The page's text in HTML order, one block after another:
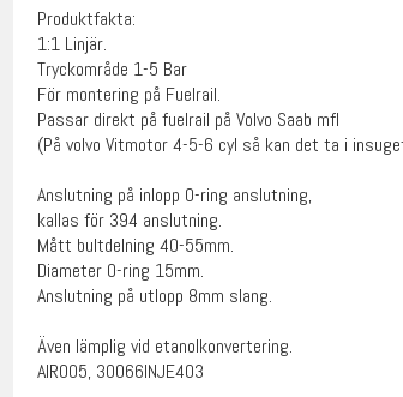
Produktfakta:
1:1 Linjär.
Tryckområde 1-5 Bar
För montering på Fuelrail.
Passar direkt på fuelrail på Volvo Saab mfl
(På volvo Vitmotor 4-5-6 cyl så kan det ta i
Anslutning på inlopp O-ring anslutning,
kallas för 394 anslutning.
Mått bultdelning 40-55mm.
Diameter O-ring 15mm.
Anslutning på utlopp 8mm slang.
Även lämplig vid etanolkonvertering.
AIR005, 30066INJE403